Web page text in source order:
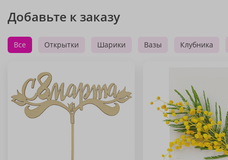
Добавьте к заказу
Все Открытки Шарики Вазы Клубника